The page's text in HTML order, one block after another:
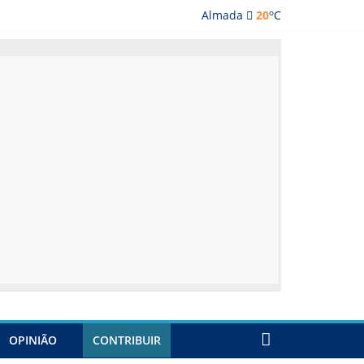
Almada 20oC
OPINIÃO CONTRIBUIR